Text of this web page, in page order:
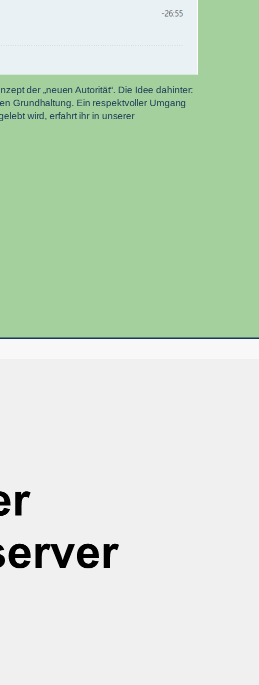
der „neuen Autorität“. Die Idee dahinter:
Grundhaltung. Ein respektvoller Umgang
wird, erfahrt ihr in unserer